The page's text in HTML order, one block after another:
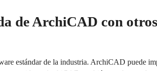
de ArchiCAD con
estándar de la industria. ArchiCAD puede